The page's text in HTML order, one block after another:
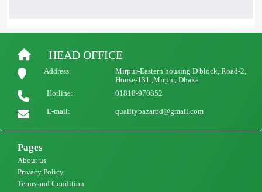
HEAD OFFICE
Address:
Mirpur-Eastern housing D block, Road-2,
House-131 ,Mirpur, Dhaka
Hotline:
01818-970852
E-mail: qualitybazarbd@gmail.com
Pages
About us
Privacy Policy
Terms and Condition